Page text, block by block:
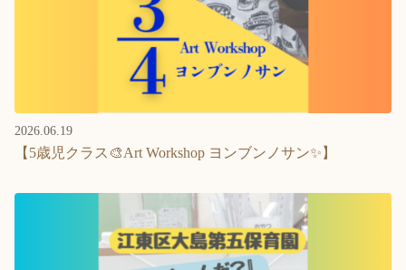
2026.06.19
【5歳児クラス🎨Art Workshop ヨンブンノサン✨】